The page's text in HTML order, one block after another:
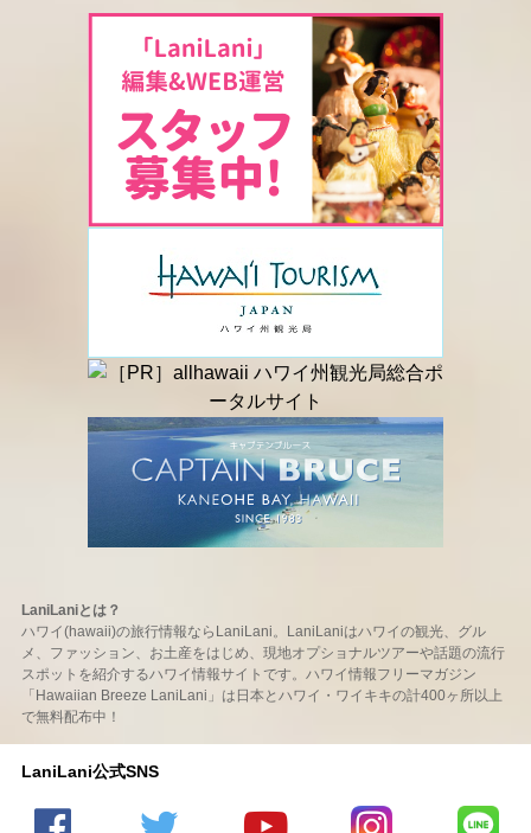
LaniLaniとは？
ハワイ(hawaii)の旅行情報ならLaniLani。LaniLaniはハワイの観光、グル
メ、ファッション、お土産をはじめ、現地オプショナルツアーや話題の流行
スポットを紹介するハワイ情報サイトです。ハワイ情報フリーマガジン
「Hawaiian Breeze LaniLani」は日本とハワイ・ワイキキの計400ヶ所以上
で無料配布中！
LaniLani公式SNS